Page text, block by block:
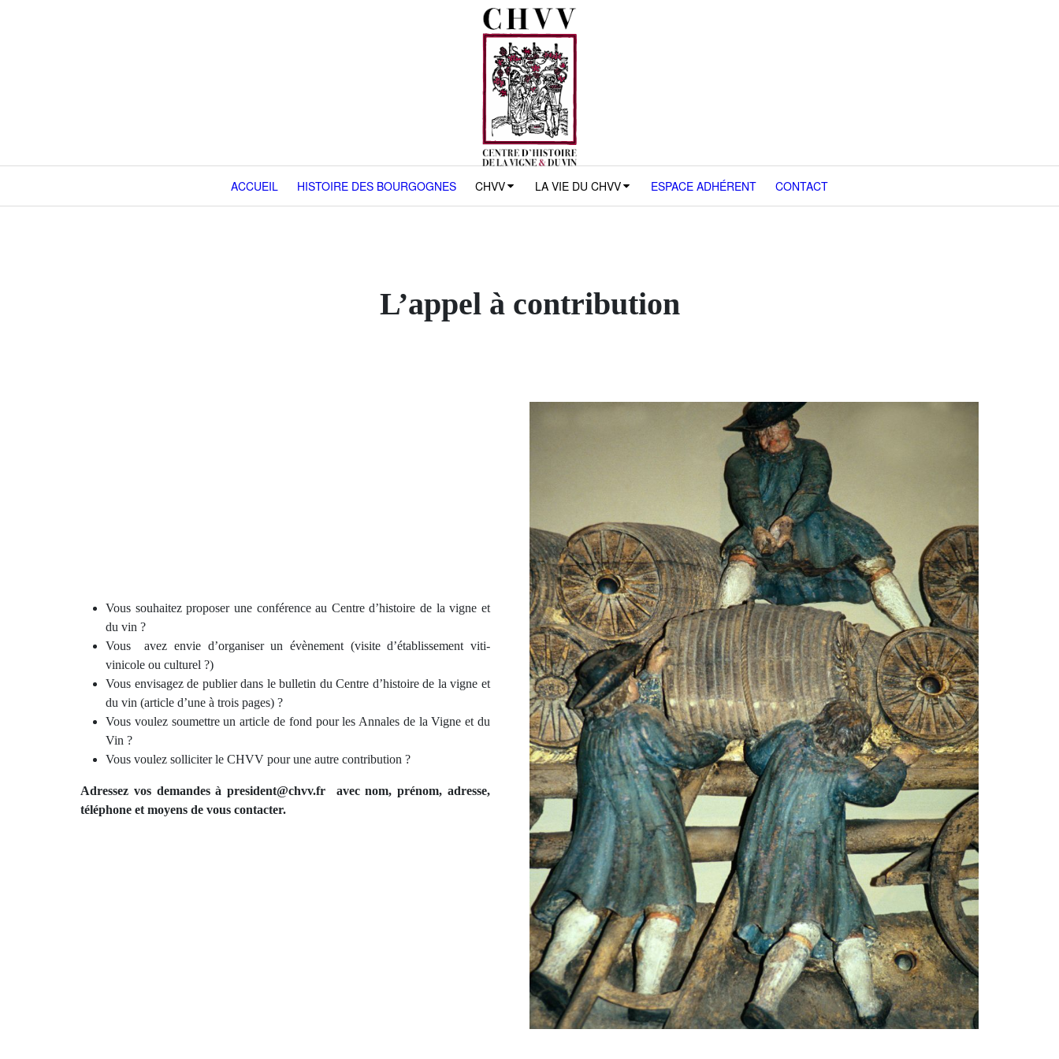
ACCUEIL HISTOIRE DES BOURGOGNES CHVV LA VIE DU CHVV ESPACE ADHÉRENT CONTACT
L’appel à contribution
Vous souhaitez proposer une conférence au Centre d’histoire de la vigne et
du vin ?
Vous avez envie d’organiser un évènement (visite d’établissement viti-
vinicole ou culturel ?)
Vous envisagez de publier dans le bulletin du Centre d’histoire de la vigne et
du vin (article d’une à trois pages) ?
Vous voulez soumettre un article de fond pour les Annales de la Vigne et du
Vin ?
Vous voulez solliciter le CHVV pour une autre contribution ?
Adressez vos demandes à president@chvv.fr avec nom, prénom, adresse,
téléphone et moyens de vous contacter.